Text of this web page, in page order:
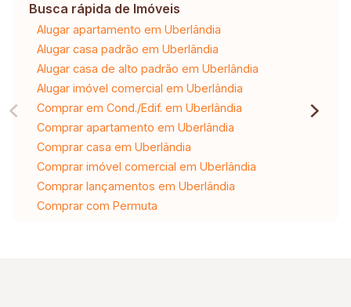
Busca rápida de Imóveis
Alugar apartamento em Uberlândia
Alugar casa padrão em Uberlândia
Alugar casa de alto padrão em Uberlândia
Alugar imóvel comercial em Uberlândia
Comprar em Cond./Edif. em Uberlândia
Comprar apartamento em Uberlândia
Comprar casa em Uberlândia
Comprar imóvel comercial em Uberlândia
Comprar lançamentos em Uberlândia
Comprar com Permuta